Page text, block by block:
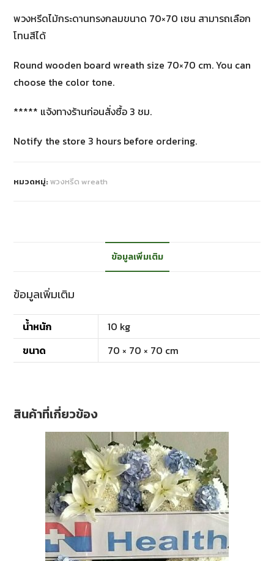
พวงหรีดไม้กระดานทรงกลมขนาด 70×70 เซน สามารถเลือก
โทนสีได้
Round wooden board wreath size 70×70 cm. You can
choose the color tone.
***** แจ้งทางร้านก่อนสั่งซื้อ 3 ชม.
Notify the store 3 hours before ordering.
หมวดหมู่:พวงหรีด wreath
ข้อมูลเพิ่มเติม
ข้อมูลเพิ่มเติม
น้ำหนัก
10 kg
ขนาด
70 × 70 × 70 cm
สินค้าที่เกี่ยวข้อง